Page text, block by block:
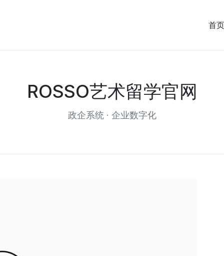
首页
ROSSO艺术留学官网
政企系统 · 企业数字化